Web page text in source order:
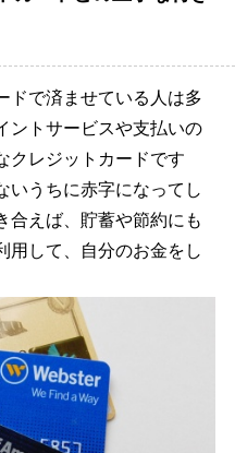
ドで済ませている人は多
ントサービスや支払いの
クレジットカードです
いうちに赤字になってし
合えば、貯蓄や節約にも
用して、自分のお金をし